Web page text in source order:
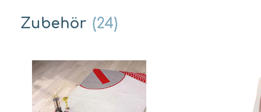
Zubehör (24)